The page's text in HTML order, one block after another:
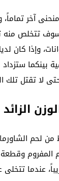
آخر
تتخلص منه
وإذا كان
بينكما
لا تقتل تلك
جراماً فقط من لحم
المفروم
عندما